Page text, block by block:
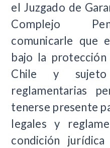
el Juzgado de
Complejo
comunicarle que
bajo la
Chile y
reglamentarias
tenerse presente
legales y
condición